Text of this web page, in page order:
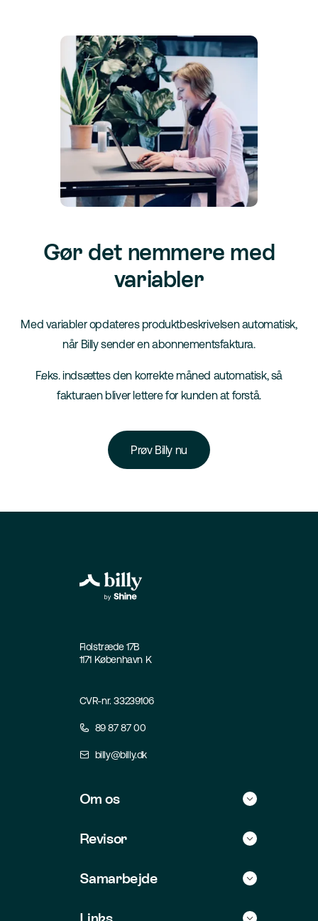
Gør det nemmere med
variabler
Med variabler opdateres produktbeskrivelsen automatisk,
når Billy sender en abonnementsfaktura.
F.eks. indsættes den korrekte måned automatisk, så
fakturaen bliver lettere for kunden at forstå.
Prøv Billy nu
Fiolstræde 17B
1171 København K
CVR-nr. 33239106
89 87 87 00
billy@billy.dk
Om os
Jobs
Revisor
Samarbejde